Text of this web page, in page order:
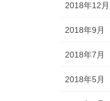
2018年12月
2018年9月
2018年7月
2018年5月